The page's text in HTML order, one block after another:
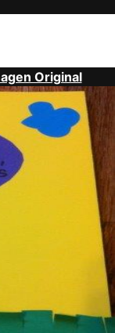
Original